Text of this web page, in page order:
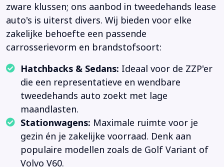
zware klussen; ons aanbod in tweedehands lease
auto's is uiterst divers. Wij bieden voor elke
zakelijke behoefte een passende
carrosserievorm en brandstofsoort:
Hatchbacks & Sedans: Ideaal voor de ZZP'er
die een representatieve en wendbare
tweedehands auto zoekt met lage
maandlasten.
Stationwagens: Maximale ruimte voor je
gezin én je zakelijke voorraad. Denk aan
populaire modellen zoals de Golf Variant of
Volvo V60.